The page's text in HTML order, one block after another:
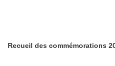
Recueil des commémorations